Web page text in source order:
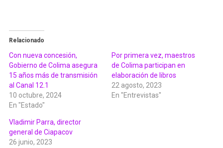
Relacionado
Con nueva concesión,
Gobierno de Colima asegura
15 años más de transmisión
al Canal 12.1
10 octubre, 2024
En "Estado"
Por primera vez, maestros
de Colima participan en
elaboración de libros
22 agosto, 2023
En "Entrevistas"
Vladimir Parra, director
general de Ciapacov
26 junio, 2023